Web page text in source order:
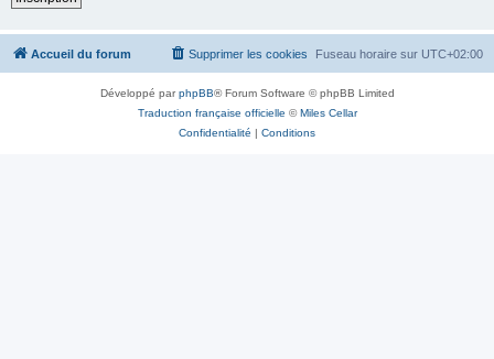
Accueil du forum Fuseau horaire sur UTC+02:00
Supprimer les cookies
Développé parphpBB® Forum Software © phpBB Limited
Traduction française officielle ©Miles Cellar
Confidentialité | Conditions